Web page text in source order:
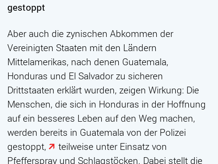
gestoppt
Aber auch die zynischen Abkommen der
Vereinigten Staaten mit den Ländern
Mittelamerikas, nach denen Guatemala,
Honduras und El Salvador zu sicheren
Drittstaaten erklärt wurden, zeigen Wirkung: Die
Menschen, die sich in Honduras in der Hoffnung
auf ein besseres Leben auf den Weg machen,
werden bereits in Guatemala von der Polizei
gestoppt,
teilweise unter Einsatz von
Pfefferspray und Schlagstöcken. Dabei stellt die